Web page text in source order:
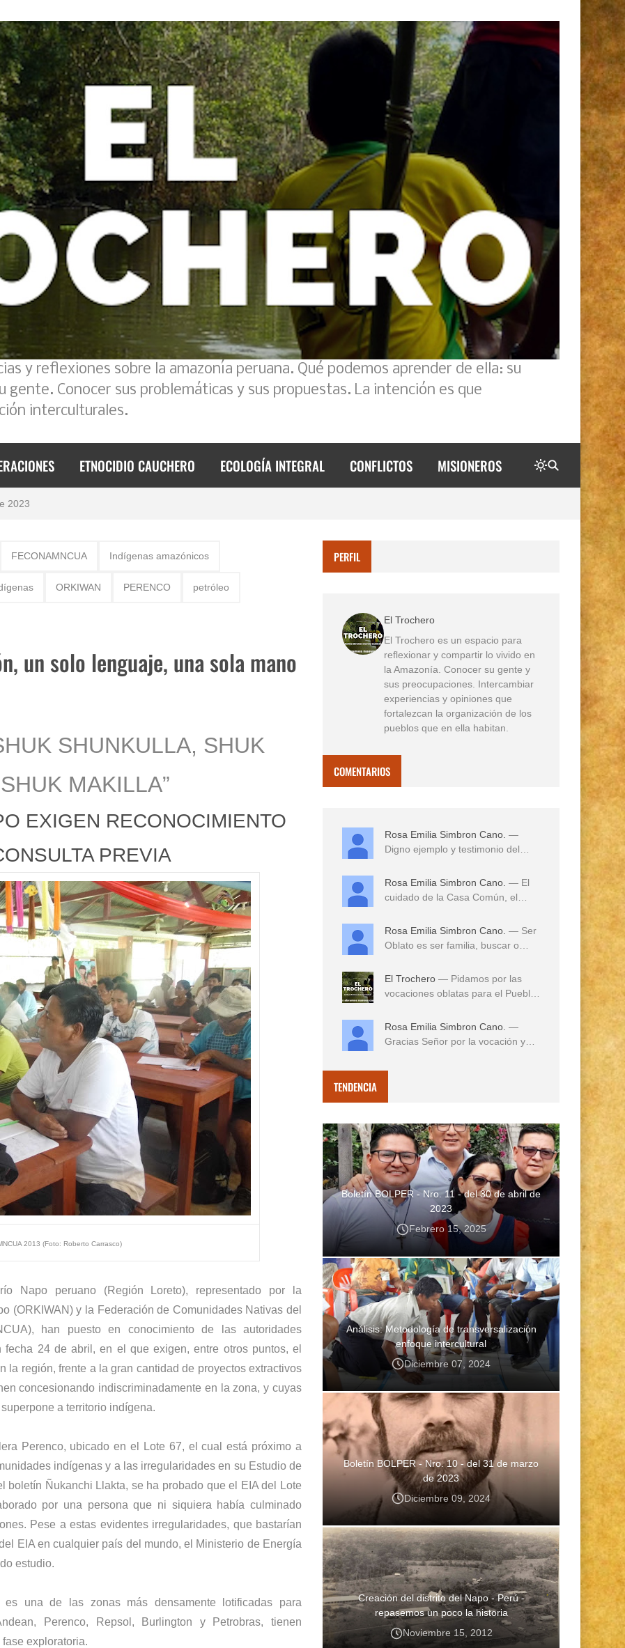
y reflexiones sobre la amazonía peruana. Qué podemos aprender de ella: su
gente. Conocer sus problemáticas y sus propuestas. La intención es que
interculturales.
ETNOCIDIO CAUCHERO ECOLOGÍA INTEGRAL CONFLICTOS MISIONEROS
2023
un poco la historia
FECONAMNCUA Indígenas amazónicos
ORKIWAN PERENCO petróleo
un solo lenguaje, una sola mano
SHUNKULLA, SHUK
MAKILLA”
EXIGEN RECONOCIMIENTO
PREVIA
2013 (Foto: Roberto Carrasco)
Napo peruano (Región Loreto), representado por la
(ORKIWAN) y la Federación de Comunidades Nativas del
han puesto en conocimiento de las autoridades
24 de abril, en el que exigen, entre otros puntos, el
la región, frente a la gran cantidad de proyectos extractivos
concesionando indiscriminadamente en la zona, y cuyas
a territorio indígena.
Perenco, ubicado en el Lote 67, el cual está próximo a
indígenas y a las irregularidades en su Estudio de
boletín Ñukanchi Llakta, se ha probado que el EIA del Lote
por una persona que ni siquiera había culminado
Pese a estas evidentes irregularidades, que bastarían
EIA en cualquier país del mundo, el Ministerio de Energía
estudio.
una de las zonas más densamente lotificadas para
Perenco, Repsol, Burlington y Petrobras, tienen
exploratoria.
PERFIL
El Trochero
El Trochero es un espacio para
reflexionar y compartir lo vivido en
la Amazonía. Conocer su gente y
sus preocupaciones. Intercambiar
experiencias y opiniones que
fortalezcan la organización de los
pueblos que en ella habitan.
COMENTARIOS
Rosa Emilia Simbron Cano. —
Digno ejemplo y testimonio del
Rosa Emilia Simbron Cano. — El
cuidado de la Casa Común, el
Rosa Emilia Simbron Cano. — Ser
Oblato es ser familia, buscar o
El Trochero — Pidamos por las
vocaciones oblatas para el Pueblo
Rosa Emilia Simbron Cano. —
Gracias Señor por la vocación y
TENDENCIA
Boletín BOLPER - Nro. 11 - del 30 de abril de
2023
Febrero 15, 2025
Análisis: Metodología de transversalización
enfoque intercultural
Diciembre 07, 2024
Boletín BOLPER - Nro. 10 - del 31 de marzo
de 2023
Diciembre 09, 2024
Creación del distrito del Napo - Perú -
repasemos un poco la historia
Noviembre 15, 2012